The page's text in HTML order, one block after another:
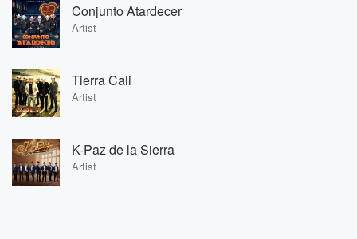
Conjunto Atardecer
Artist
Tierra Cali
Artist
K-Paz de la Sierra
Artist